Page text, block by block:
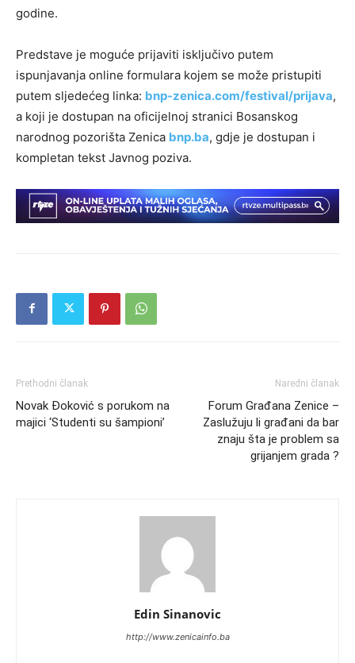
godine.
Predstave je moguće prijaviti isključivo putem
ispunjavanja online formulara kojem se može pristupiti
putem sljedećeg linka: bnp-zenica.com/festival/prijava,
a koji je dostupan na oficijelnoj stranici Bosanskog
narodnog pozorišta Zenica bnp.ba, gdje je dostupan i
kompletan tekst Javnog poziva.
Prethodni članak
Novak Đoković s porukom na
majici ‘Studenti su šampioni’
Naredni članak
Forum Građana Zenice –
Zaslužuju li građani da bar
znaju šta je problem sa
grijanjem grada ?
Edin Sinanovic
http://www.zenicainfo.ba